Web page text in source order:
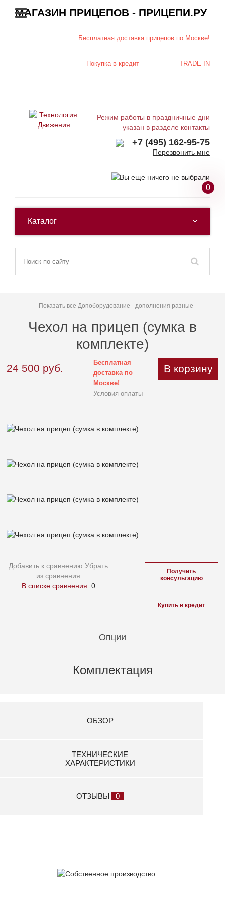
МАГАЗИН ПРИЦЕПОВ - ПРИЦЕПИ.РУ
Бесплатная доставкаприцепов по Москве!
TRADE IN
Покупка в кредит
Режим работы в праздничные дни
указан в разделе контакты
+7 (495) 162-95-75
Перезвонить мне
0
Каталог
Показать все Допоборудование - дополнения разные
Чехол на прицеп (сумка в
комплекте)
24 500 руб.
Бесплатная
доставка по
Москве!
Условия оплаты
В корзину
Добавить к сравнению Убрать
из сравнения
В списке сравнения: 0
Получить
консультацию
Купить в кредит
Опции
Комплектация
ОБЗОР
ТЕХНИЧЕСКИЕ
ХАРАКТЕРИСТИКИ
ОТЗЫВЫ 0